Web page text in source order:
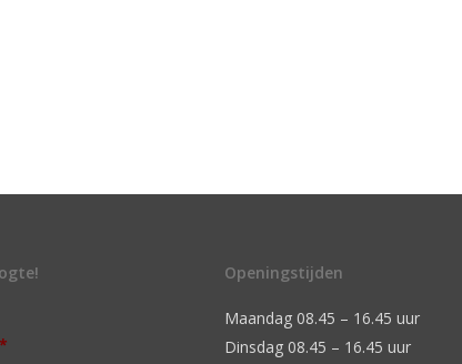
*
Openingstijden
Maandag 08.45 – 16.45 uur
Dinsdag 08.45 – 16.45 uur